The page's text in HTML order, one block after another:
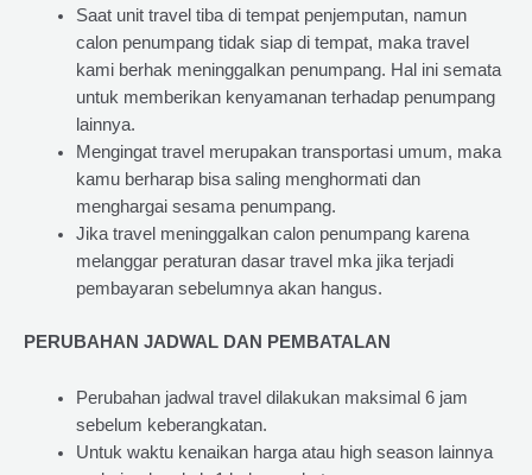
Saat unit travel tiba di tempat penjemputan, namun
calon penumpang tidak siap di tempat, maka travel
kami berhak meninggalkan penumpang. Hal ini semata
untuk memberikan kenyamanan terhadap penumpang
lainnya.
Mengingat travel merupakan transportasi umum, maka
kamu berharap bisa saling menghormati dan
menghargai sesama penumpang.
Jika travel meninggalkan calon penumpang karena
melanggar peraturan dasar travel mka jika terjadi
pembayaran sebelumnya akan hangus.
PERUBAHAN JADWAL DAN PEMBATALAN
Perubahan jadwal travel dilakukan maksimal 6 jam
sebelum keberangkatan.
Untuk waktu kenaikan harga atau high season lainnya